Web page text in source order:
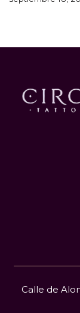
Calle de